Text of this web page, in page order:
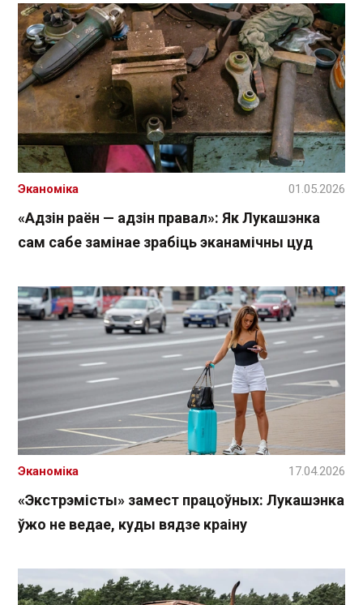
«Адзін раён — адзін правал»: Як Лукашэнка
сам сабе замінае зрабіць эканамічны цуд
Эканоміка 01.05.2026
«Экстрэмісты» замест працоўных: Лукашэнка
ўжо не ведае, куды вядзе краіну
Эканоміка 17.04.2026